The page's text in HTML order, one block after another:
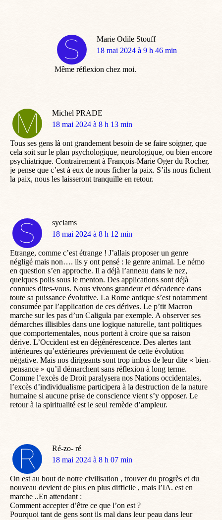
Marie Odile Stouff
dit
18 mai 2024 à 9 h 46 min
Même réflexion chez moi.
Michel PRADE
dit
18 mai 2024 à 8 h 13 min
Tous ses gens là ont grandement besoin de se faire soigner, que
cela soit sur le plan psychologique, neurologique, ou bien encore
psychiatrique. Contrairement à François-Marie Oger du Rocher,
je pense que c’est à eux de nous ficher la paix. S’ils nous fichent
la paix, nous les laisseront tranquille en retour.
syclams
dit
18 mai 2024 à 8 h 12 min
Etrange, comme c’est étrange ! J’allais proposer un genre
négligé mais non…. ils y ont pensé : le genre animal. Le némo
en question s’en approche. Il a déjà l’anneau dans le nez,
quelques poils sous le menton. Des applications sont déjà
connues dites-vous. Nous vivons grandeur et décadence dans
toute sa puissance évolutive. La Rome antique s’est notamment
consumée par l’application de ces dérives. Le p’tit Macron
marche sur les pas d’un Caligula par exemple. A observer ses
démarches illisibles dans une logique naturelle, tant politiques
que comportementales, nous portent à croire que sa raison
dérive. L’Occident est en dégénérescence. Des alertes tant
intérieures qu’extérieures préviennent de cette évolution
négative. Mais nos dirigeants sont trop imbus de leur dite « bien-
pensance » qu’il démarchent sans réflexion à long terme.
Comme l’excès de Droit paralysera nos Nations occidentales,
l’excès d’individualisme participera à la destruction de la nature
humaine si aucune prise de conscience vient s’y opposer. Le
retour à la spiritualité est le seul remède d’ampleur.
Ré-zo- ré
dit
18 mai 2024 à 8 h 07 min
On est au bout de notre civilisation , trouver du progrès et du
nouveau devient de plus en plus difficile , mais l’IA. est en
marche ..En attendant :
Comment accepter d’être ce que l’on est ?
Pourquoi tant de gens sont ils mal dans leur peau dans leur